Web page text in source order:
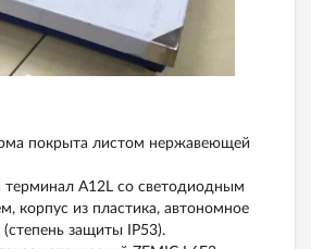
покрыта листом нержавеющей
терминал А12L со светодиодным
корпус из пластика, автономное
(степень защиты IP53).